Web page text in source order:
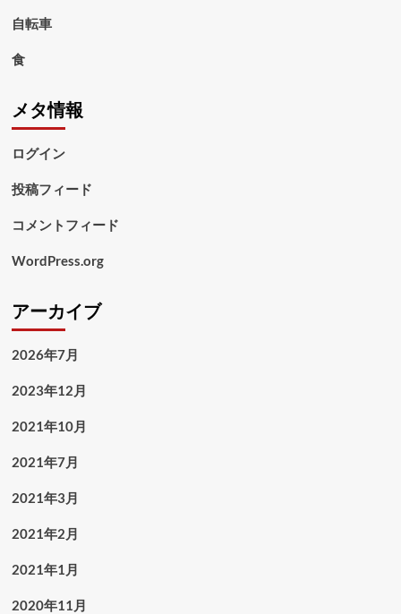
自転車
食
メタ情報
ログイン
投稿フィード
コメントフィード
WordPress.org
アーカイブ
2026年7月
2023年12月
2021年10月
2021年7月
2021年3月
2021年2月
2021年1月
2020年11月